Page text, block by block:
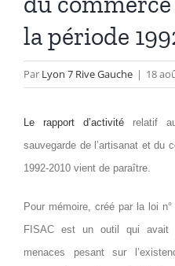
la période
Par Lyon 7 Rive Gauche | 18
Le rapport d’activité relatif
sauvegarde de l’artisanat et du
1992-2010 vient de paraître.
Pour mémoire, créé par la loi
FISAC est un outil qui avait
menaces pesant sur